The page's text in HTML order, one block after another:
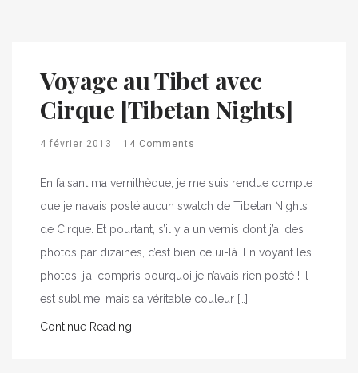
Voyage au Tibet avec
Cirque [Tibetan Nights]
4 février 2013 14 Comments
En faisant ma vernithèque, je me suis rendue compte
que je n’avais posté aucun swatch de Tibetan Nights
de Cirque. Et pourtant, s’il y a un vernis dont j’ai des
photos par dizaines, c’est bien celui-là. En voyant les
photos, j’ai compris pourquoi je n’avais rien posté ! Il
est sublime, mais sa véritable couleur […]
Continue Reading